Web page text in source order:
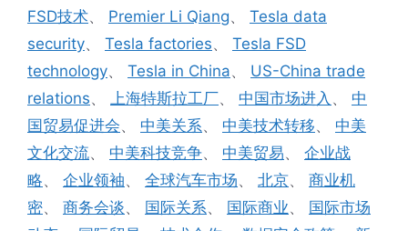
FSD技术、 Premier Li Qiang、 Tesla data
security、 Tesla factories、 Tesla FSD
technology、 Tesla in China、 US-China trade
relations、 上海特斯拉工厂、 中国市场进入 、 中
国贸易促进会、 中美关系、 中美技术转移、 中美
文化交流、 中美科技竞争、 中美贸易、 企业战
略、 企业领袖、 全球汽车市场、 北京、 商业机
密、 商务会谈、 国际关系、 国际商业、 国际市场